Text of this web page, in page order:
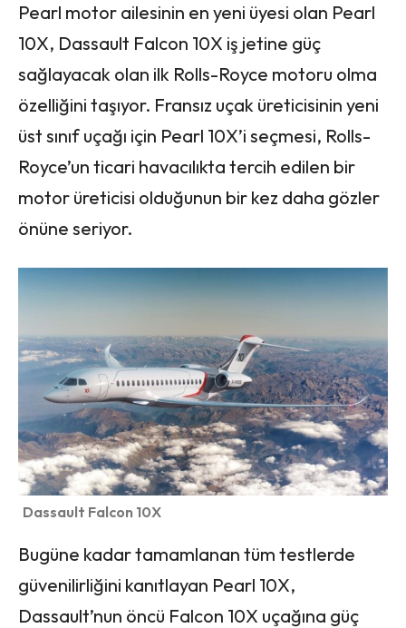
Pearl motor ailesinin en yeni üyesi olan Pearl
10X, Dassault Falcon 10X iş jetine güç
sağlayacak olan ilk Rolls-Royce motoru olma
özelliğini taşıyor. Fransız uçak üreticisinin yeni
üst sınıf uçağı için Pearl 10X’i seçmesi, Rolls-
Royce’un ticari havacılıkta tercih edilen bir
motor üreticisi olduğunun bir kez daha gözler
önüne seriyor.
Dassault Falcon 10X
Bugüne kadar tamamlanan tüm testlerde
güvenilirliğini kanıtlayan Pearl 10X,
Dassault’nun öncü Falcon 10X uçağına güç